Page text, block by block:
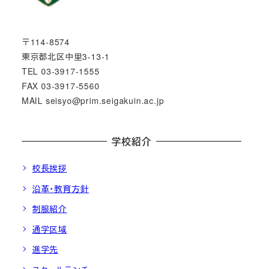
〒114-8574
東京都北区中里3-13-1
TEL 03-3917-1555
FAX 03-3917-5560
MAIL seisyo@prim.seigakuin.ac.jp
学校紹介
校長挨拶
沿革・教育方針
制服紹介
通学区域
進学先